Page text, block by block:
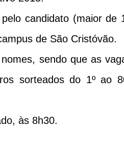
candidato (maior de
de São Cristóvão.
sendo que as
sorteados do 1º ao
às 8h30.